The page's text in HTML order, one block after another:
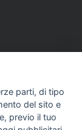
parti, di tipo
del sito e
previo il tuo